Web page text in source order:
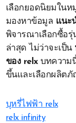
เลือกยอดนิยมในห
มองหาข้อมูล แนะ
พิจารณาเลือกซื้อรุ่
ล่าสุด ไม่ว่าจะเป็น
ของ relxบทความ
ขึ้นและเลือกผลิต
บุหรี่ไฟฟ้า relx
relx infinity